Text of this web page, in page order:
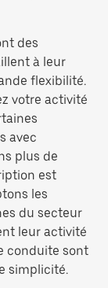
des
à leur
flexibilité.
votre activité
avec
plus de
est
les
du secteur
leur activité
conduite sont
simplicité.